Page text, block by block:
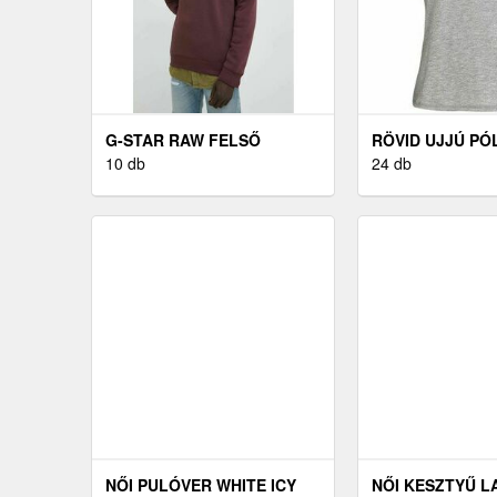
G-STAR RAW FELSŐ
SÖTÉTKÉK, FÉRFI, SIMA
10 db
RÖVID UJJÚ
CLUB 22
24 db
NŐI PULÓVER WHITE ICY NŐI KESZTYŰ